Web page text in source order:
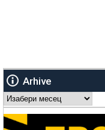
Arhive
Arhive